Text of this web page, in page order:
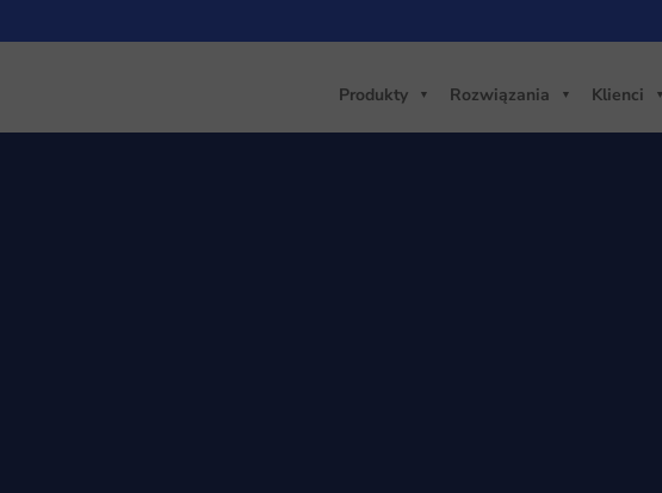
Produkty Rozwiązania Klienci